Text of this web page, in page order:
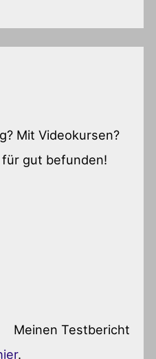
Mit Videokursen?
gut befunden!
Meinen Testbericht
.